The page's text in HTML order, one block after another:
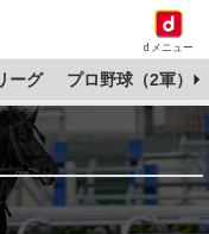
dメニュー
ーグ プロ野球（2軍）